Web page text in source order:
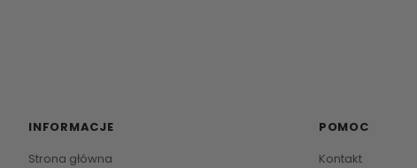
INFORMACJE
Strona główna
POMOC
Kontakt